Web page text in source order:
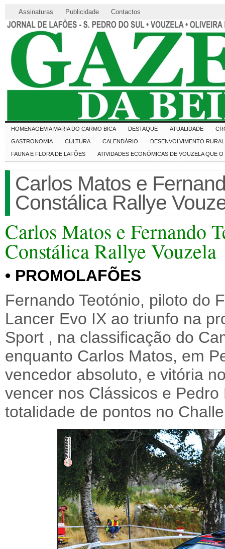
Assinaturas Publicidade Contactos
HOMENAGEM A MARIA DO CARMO BICA DESTAQUE ATUALIDADE
GASTRONOMIA CULTURA CALENDÁRIO DESENVOLVIMENTO RURAL
FAUNA E FLORA DE LAFÕES ATIVIDADES ECONÓMICAS DE VOUZELA QUE
Carlos Matos e
Constálica Rallye
Carlos Matos e Fernando
Constálica Rallye Vouzela
• PROMOLAFÕES
Fernando Teotónio, piloto do
Lancer Evo IX ao triunfo na
Sport , na classificação do
enquanto Carlos Matos, em
vencedor absoluto, e vitória
vencer nos Clássicos e
totalidade de pontos no